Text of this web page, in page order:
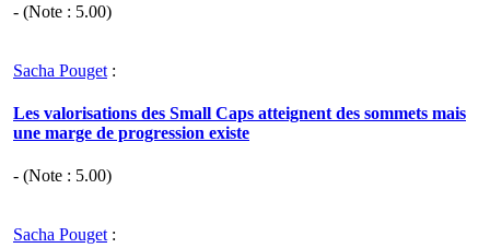
- (Note : 5.00)
Sacha Pouget :
Les valorisations des Small Caps atteignent des sommets mais
une marge de progression existe
- (Note : 5.00)
Sacha Pouget: